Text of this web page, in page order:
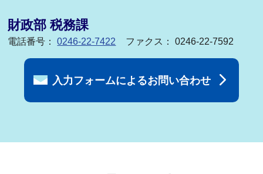
財政部 税務課
電話番号：0246-22-7422 ファクス： 0246-22-7592
入力フォームによるお問い合わせ